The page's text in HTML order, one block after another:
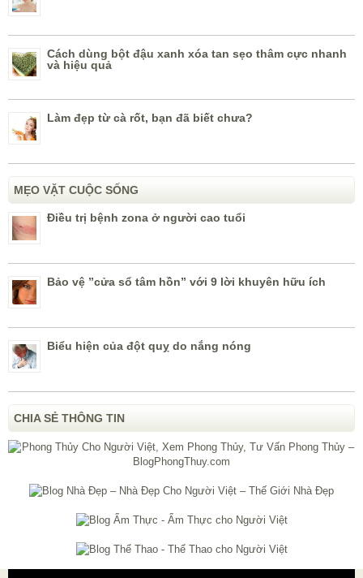
Cách dùng bột đậu xanh xóa tan sẹo thâm cực nhanh
và hiệu quả
Làm đẹp từ cà rốt, bạn đã biết chưa?
MẸO VẶT CUỘC SỐNG
Điều trị bệnh zona ở người cao tuổi
Bảo vệ ”cửa sổ tâm hồn” với 9 lời khuyên hữu ích
Biểu hiện của đột quỵ do nắng nóng
CHIA SẺ THÔNG TIN